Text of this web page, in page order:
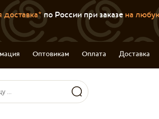
доставка*по России при заказе на
Оптовикам Оплата Доставка
поиска